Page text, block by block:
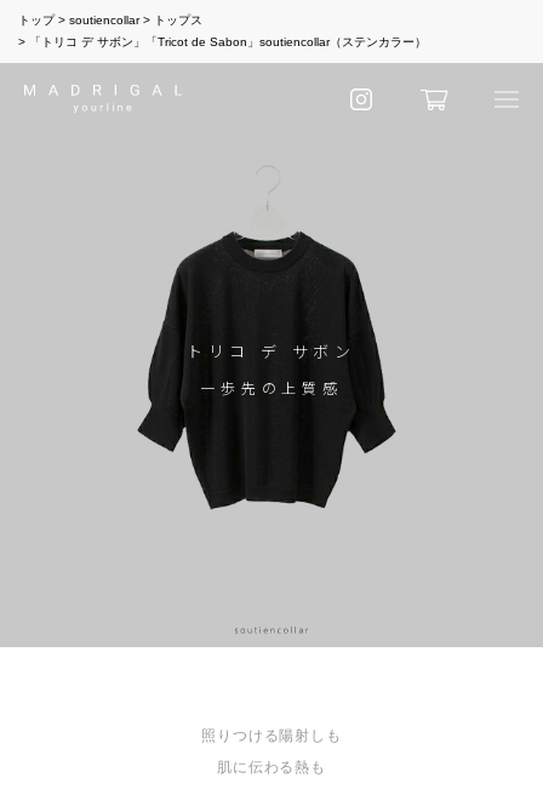
トップ soutiencollar
トップス
「トリコ デ サボン」「Tricot de Sabon」soutiencollar（ステンカラー）
トリコ デ サボン
一歩先の上質感
照りつける陽射しも
肌に伝わる熱も